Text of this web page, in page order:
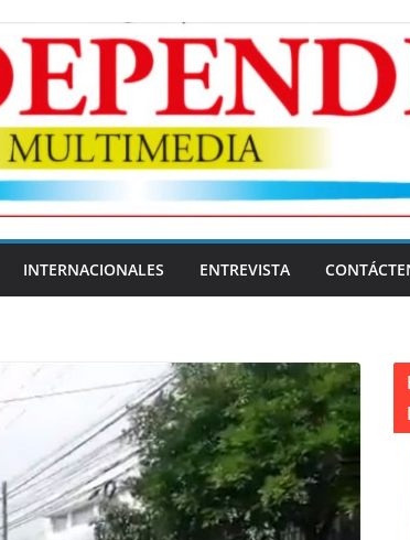
INTERNACIONALES ENTREVISTA